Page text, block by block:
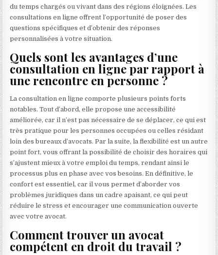
du temps chargés ou vivant dans des régions éloignées. Les
consultations en ligne offrent l’opportunité de poser des
questions spécifiques et d’obtenir des réponses
personnalisées à votre situation.
Quels sont les avantages d’une
consultation en ligne par rapport à
une rencontre en personne ?
La consultation en ligne comporte plusieurs points forts
notables. Tout d’abord, elle propose une accessibilité
améliorée, car il n’est pas nécessaire de se déplacer, ce qui est
très pratique pour les personnes occupées ou celles résidant
loin des bureaux d’avocats. Par la suite, la flexibilité est un autre
point fort, vous offrant la possibilité de choisir des horaires qui
s’ajustent mieux à votre emploi du temps, rendant ainsi le
processus plus en phase avec vos besoins. En définitive, le
confort est essentiel, car il vous permet d’aborder vos
problèmes juridiques dans un cadre apaisant, ce qui peut
réduire le stress et encourager une communication ouverte
avec votre avocat.
Comment trouver un avocat
compétent en droit du travail ?